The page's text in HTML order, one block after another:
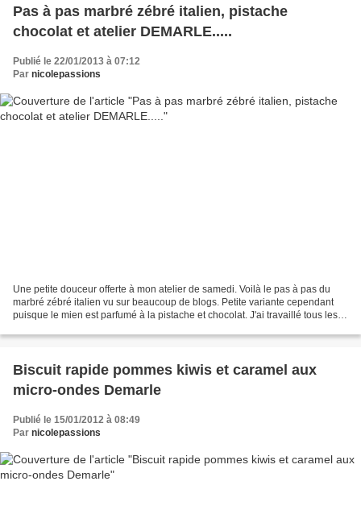
Pas à pas marbré zébré italien, pistache
chocolat et atelier DEMARLE.....
Publié le 22/01/2013 à 07:12
Par nicolepassions
Une petite douceur offerte à mon atelier de samedi. Voilà le pas à pas du
marbré zébré italien vu sur beaucoup de blogs. Petite variante cependant
puisque le mien est parfumé à la pistache et chocolat. J'ai travaillé tous les
Biscuit rapide pommes kiwis et caramel aux
micro-ondes Demarle
Publié le 15/01/2012 à 08:49
Par nicolepassions